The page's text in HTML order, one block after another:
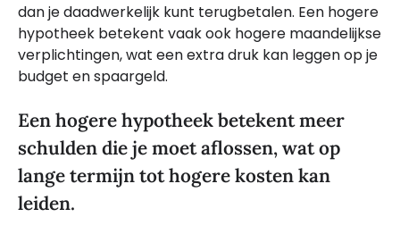
dan je daadwerkelijk kunt terugbetalen. Een hogere
hypotheek betekent vaak ook hogere maandelijkse
verplichtingen, wat een extra druk kan leggen op je
budget en spaargeld.
Een hogere hypotheek betekent meer
schulden die je moet aflossen, wat op
lange termijn tot hogere kosten kan
leiden.